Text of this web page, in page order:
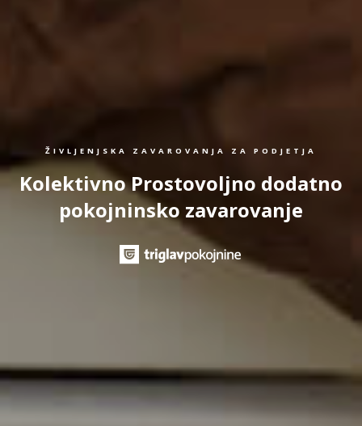
ŽIVLJENJSKA ZAVAROVANJA ZA PODJETJA
Kolektivno Prostovoljno dodatno
pokojninsko zavarovanje